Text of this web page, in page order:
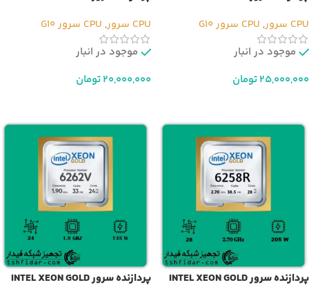
CPU سرور
, CPU سرور G10
موجود در انبار
25,000,000تومان
CPU سرور
, CPU سرور G10
موجود در انبار
20,000,000تومان
پردازنده سرور INTEL XEON GOLD
پردازنده سرور INTEL XEON GOLD